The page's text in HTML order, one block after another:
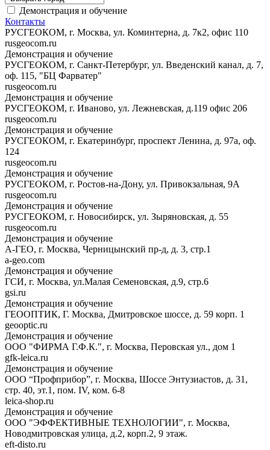
Демонстрация и обучение
Контакты
РУСГЕОКОМ, г. Москва, ул. Коминтерна, д. 7к2, офис 110
rusgeocom.ru
Демонстрация и обучение
РУСГЕОКОМ, г. Санкт-Петербург, ул. Введенский канал, д. 7,
оф. 115, "БЦ Фарватер"
rusgeocom.ru
Демонстрация и обучение
РУСГЕОКОМ, г. Иваново, ул. Лежневская, д.119 офис 206
rusgeocom.ru
Демонстрация и обучение
РУСГЕОКОМ, г. Екатеринбург, проспект Ленина, д. 97а, оф.
124
rusgeocom.ru
Демонстрация и обучение
РУСГЕОКОМ, г. Ростов-на-Дону, ул. Привокзальная, 9А
rusgeocom.ru
Демонстрация и обучение
РУСГЕОКОМ, г. Новосибирск, ул. Зыряновская, д. 55
rusgeocom.ru
Демонстрация и обучение
А-ГЕО, г. Москва, Черницынский пр-д, д. 3, стр.1
a-geo.com
Демонстрация и обучение
ГСИ, г. Москва, ул.Малая Семеновская, д.9, стр.6
gsi.ru
Демонстрация и обучение
ГЕООПТИК, Г. Москва, Дмитровское шоссе, д. 59 корп. 1
geooptic.ru
Демонстрация и обучение
ООО "ФИРМА Г.Ф.К.", г. Москва, Перовская ул., дом 1
gfk-leica.ru
Демонстрация и обучение
ООО “Профприбор”, г. Москва, Шоссе Энтузиастов, д. 31,
стр. 40, эт.1, пом. IV, ком. 6-8
leica-shop.ru
Демонстрация и обучение
ООО "ЭФФЕКТИВНЫЕ ТЕХНОЛОГИИ", г. Москва,
Новодмитровская улица, д.2, корп.2, 9 этаж.
eft-disto.ru